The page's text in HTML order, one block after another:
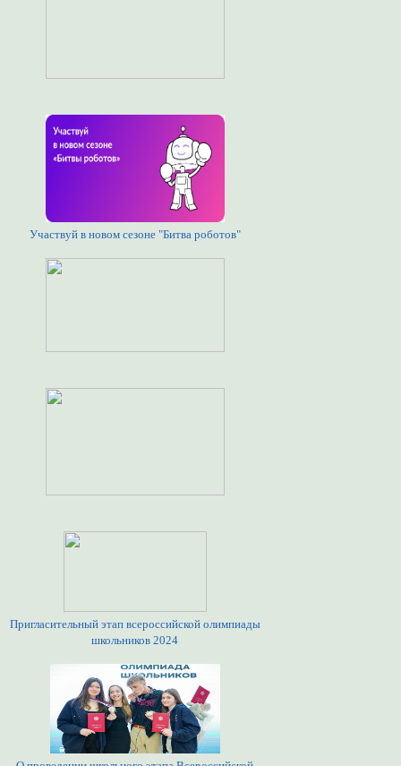
Участвуй в новом сезоне "Битва роботов"
Пригласительный этап всероссийской олимпиады
школьников 2024